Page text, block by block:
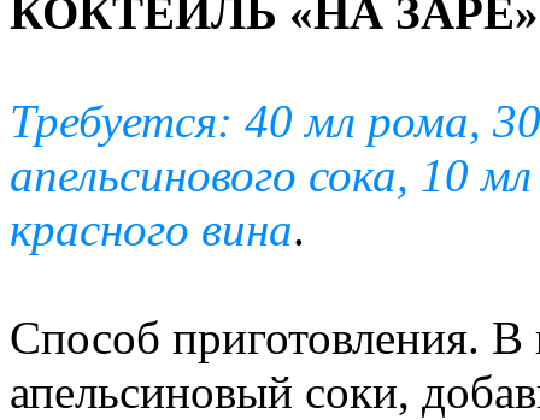
КОКТЕЙЛЬ «НА ЗАРЕ»
Требуется: 40 мл рома,
апельсинового сока, 10
красного вина.
Способ приготовления.
апельсиновый соки,